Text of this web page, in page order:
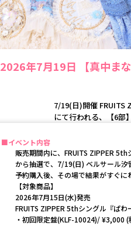
2026年7月19日 【真中ま
7/19(日)開催 FRUITS
にて行われる、【6部
イベント内容
販売期間内に、FRUITS ZIPPER
から抽選で、7/19(日) ベルサール汐
予約購入後、その場で結果がすぐに
【対象商品】
2026年7月15日(水)発売
FRUITS ZIPPER 5thシングル『ぱわ
・初回限定盤(KLF-10024)/ ¥3,000 (